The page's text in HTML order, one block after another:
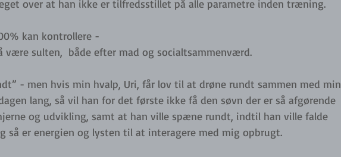
over at han ikke er tilfredsstillet på alle parametre inden træning.
kan kontrollere -
være sulten,  både efter mad og socialtsammenværd.
- men hvis min hvalp, Uri, får lov til at drøne rundt sammen med min
lang, så vil han for det første ikke få den søvn der er så afgørende
og udvikling, samt at han ville spæne rundt, indtil han ville falde
så er energien og lysten til at interagere med mig opbrugt.